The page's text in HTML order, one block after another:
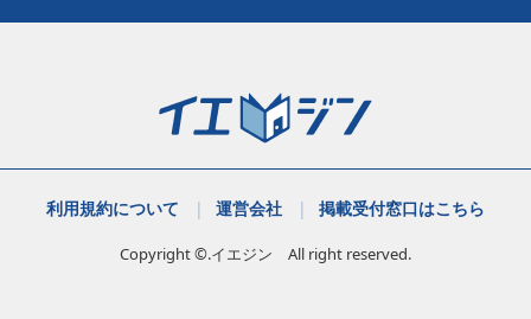
利用規約について 運営会社 掲載受付窓口はこちら
Copyright ©.イエジン All right reserved.